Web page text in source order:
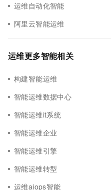
运维自动化智能
阿里云智能运维
运维更多智能相关
构建智能运维
智能运维数据中心
智能运维it系统
智能运维企业
智能运维引擎
智能运维转型
运维aiops智能